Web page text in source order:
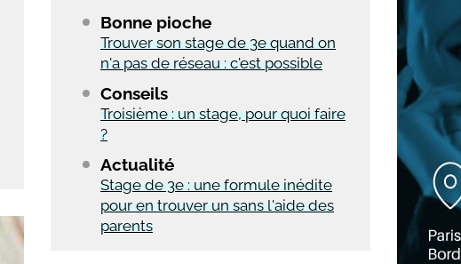
Découvrir le monde
Bonne pioche
Trouver son stage de 3e quand on
n'a pas de réseau : c'est possible
Conseils
Troisième : un stage, pour quoi faire
?
Actualité
Stage de 3e : une formule inédite
pour en trouver un sans l'aide des
parents